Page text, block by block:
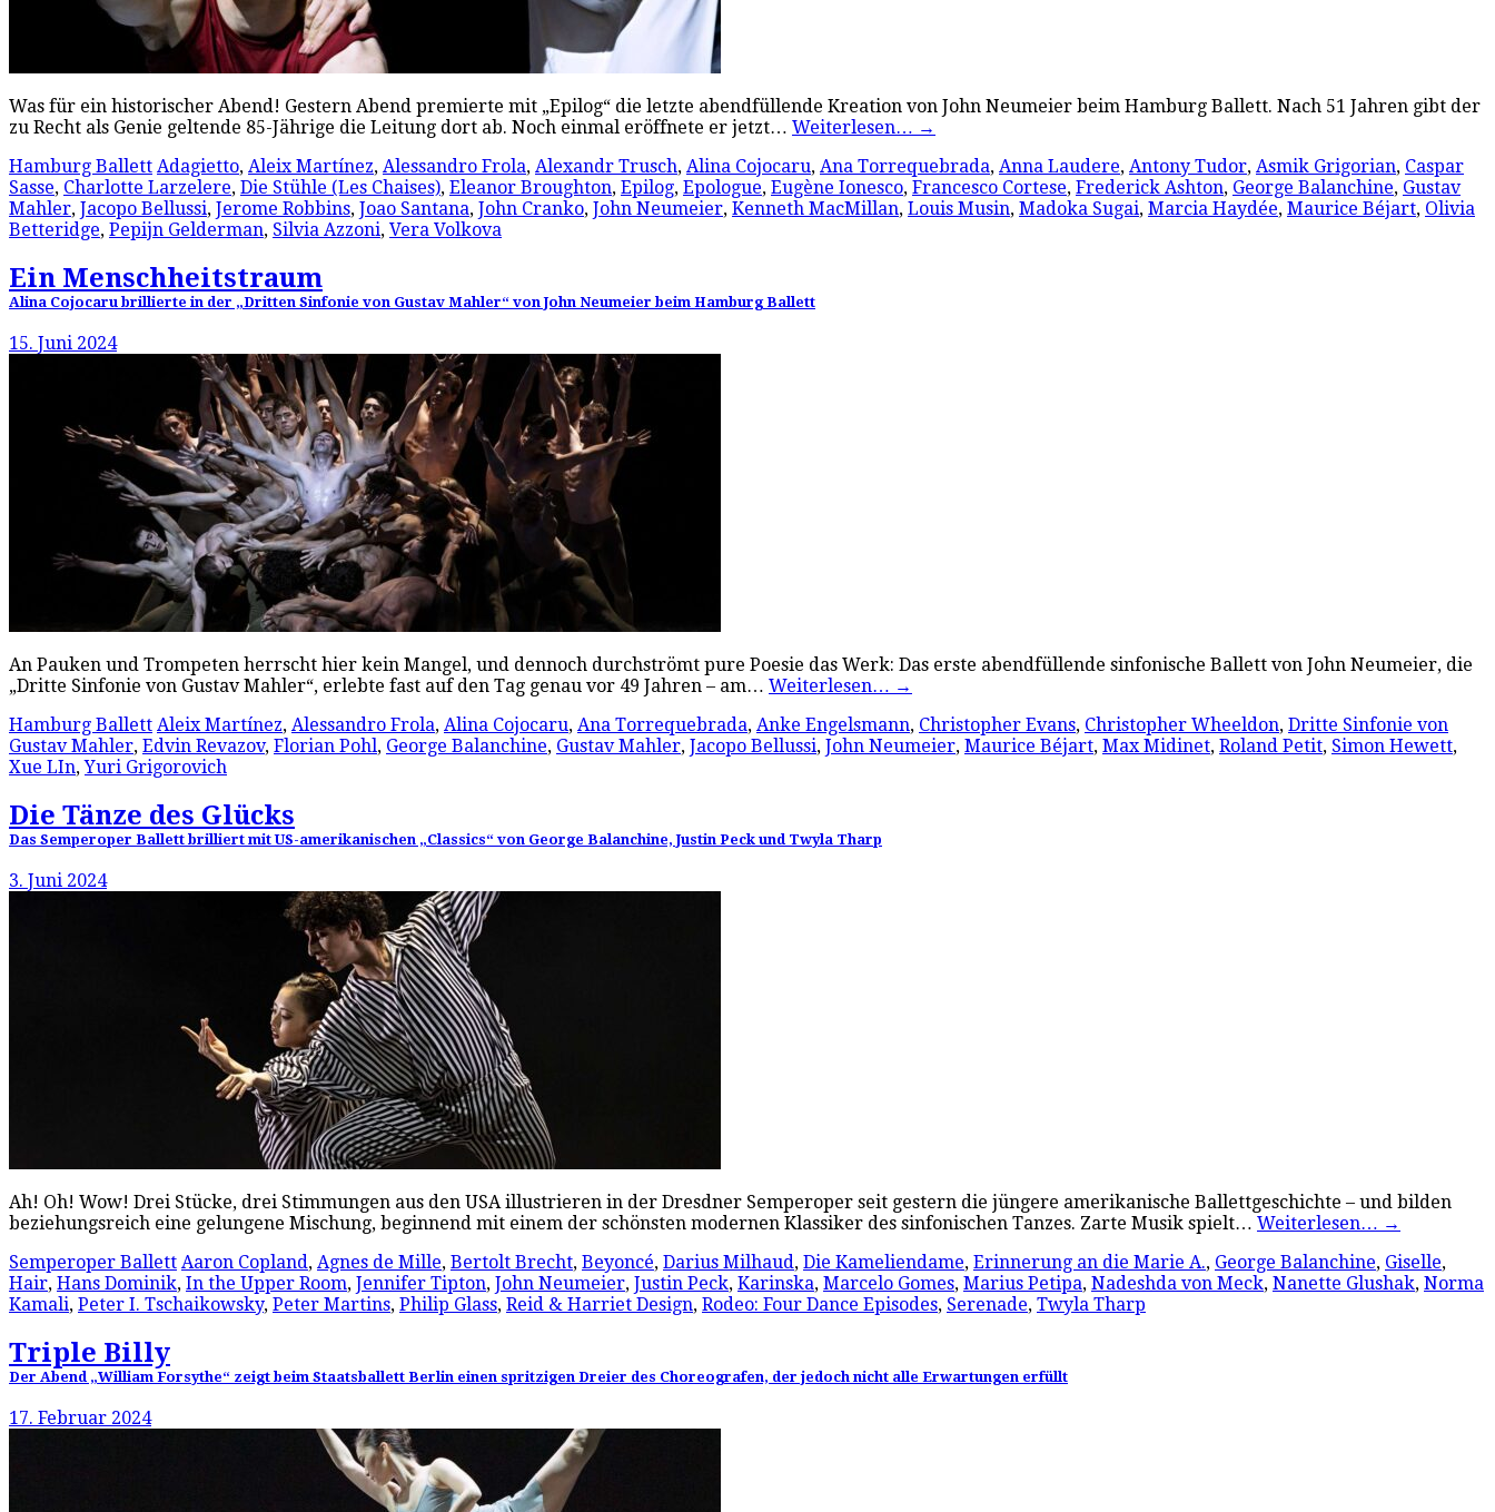
Was für ein historischer Abend! Gestern Abend premierte mit „Epilog“ die letzte abendfüllende Kreation von John Neumeier beim Hamburg Ballett. Nach 51 Jahren gibt der
zu Recht als Genie geltende 85-Jährige die Leitung dort ab. Noch einmal eröffnete er jetzt… Weiterlesen… →
Hamburg Ballett Adagietto, Aleix Martínez, Alessandro Frola, Alexandr Trusch, Alina Cojocaru, Ana Torrequebrada, Anna Laudere, Antony Tudor, Asmik Grigorian, Caspar
Sasse, Charlotte Larzelere, Die Stühle (Les Chaises), Eleanor Broughton, Epilog, Epologue, Eugène Ionesco, Francesco Cortese, Frederick Ashton, George Balanchine, Gustav
Mahler, Jacopo Bellussi, Jerome Robbins, Joao Santana, John Cranko, John Neumeier, Kenneth MacMillan, Louis Musin, Madoka Sugai, Marcia Haydée, Maurice Béjart, Olivia
Betteridge, Pepijn Gelderman, Silvia Azzoni, Vera Volkova
Ein Menschheitstraum
Alina Cojocaru brillierte in der „Dritten Sinfonie von Gustav Mahler“ von John Neumeier beim Hamburg Ballett
15. Juni 2024
An Pauken und Trompeten herrscht hier kein Mangel, und dennoch durchströmt pure Poesie das Werk: Das erste abendfüllende sinfonische Ballett von John Neumeier, die
„Dritte Sinfonie von Gustav Mahler“, erlebte fast auf den Tag genau vor 49 Jahren – am… Weiterlesen… →
Hamburg Ballett Aleix Martínez, Alessandro Frola, Alina Cojocaru, Ana Torrequebrada, Anke Engelsmann, Christopher Evans, Christopher Wheeldon, Dritte Sinfonie von
Gustav Mahler, Edvin Revazov, Florian Pohl, George Balanchine, Gustav Mahler, Jacopo Bellussi, John Neumeier, Maurice Béjart, Max Midinet, Roland Petit, Simon Hewett,
Xue LIn,Yuri Grigorovich
Die Tänze des Glücks
Das Semperoper Ballett brilliert mit US-amerikanischen „Classics“ von George Balanchine, Justin Peck und Twyla Tharp
3. Juni 2024
Ah! Oh! Wow! Drei Stücke, drei Stimmungen aus den USA illustrieren in der Dresdner Semperoper seit gestern die jüngere amerikanische Ballettgeschichte – und bilden
beziehungsreich eine gelungene Mischung, beginnend mit einem der schönsten modernen Klassiker des sinfonischen Tanzes. Zarte Musik spielt… Weiterlesen… →
Semperoper Ballett Aaron Copland, Agnes de Mille, Bertolt Brecht, Beyoncé, Darius Milhaud, Die Kameliendame, Erinnerung an die Marie A., George Balanchine, Giselle,
Hair, Hans Dominik, In the Upper Room, Jennifer Tipton, John Neumeier, Justin Peck, Karinska, Marcelo Gomes, Marius Petipa, Nadeshda von Meck, Nanette Glushak, Norma
Kamali, Peter I. Tschaikowsky, Peter Martins, Philip Glass, Reid & Harriet Design, Rodeo: Four Dance Episodes, Serenade, Twyla Tharp
Triple Billy
Der Abend „William Forsythe“ zeigt beim Staatsballett Berlin einen spritzigen Dreier des Choreografen, der jedoch nicht alle Erwartungen erfüllt
17. Februar 2024